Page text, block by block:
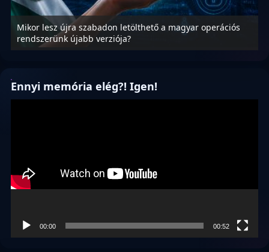
Mikor lesz újra szabadon letölthető a magyar operációs
rendszerünk újabb verziója?
Ennyi memória elég?! Igen!
00:00 00:52